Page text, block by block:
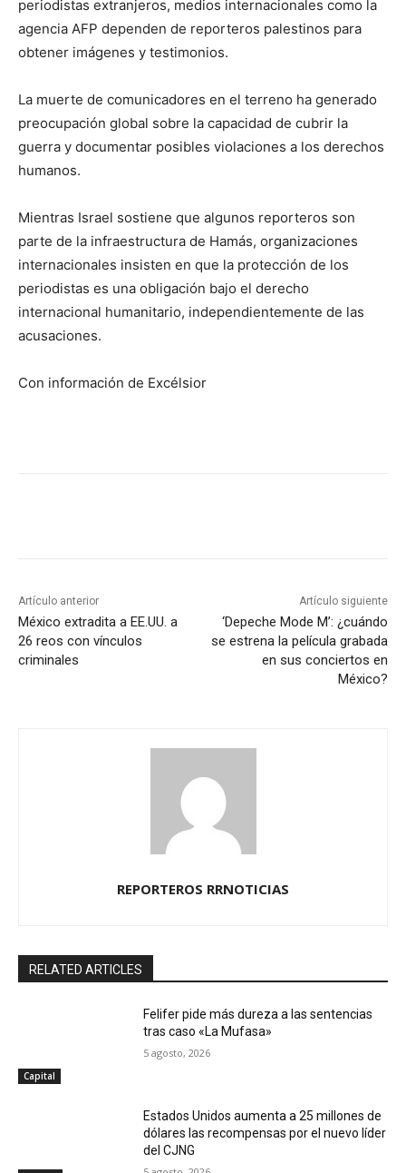
periodistas extranjeros, medios internacionales como la
agencia AFP dependen de reporteros palestinos para
obtener imágenes y testimonios.
La muerte de comunicadores en el terreno ha generado
preocupación global sobre la capacidad de cubrir la
guerra y documentar posibles violaciones a los derechos
humanos.
Mientras Israel sostiene que algunos reporteros son
parte de la infraestructura de Hamás, organizaciones
internacionales insisten en que la protección de los
periodistas es una obligación bajo el derecho
internacional humanitario, independientemente de las
acusaciones.
Con información de Excélsior
Artículo anterior
México extradita a EE.UU. a
26 reos con vínculos
criminales
Artículo siguiente
‘Depeche Mode M’: ¿cuándo
se estrena la película grabada
en sus conciertos en
México?
REPORTEROS RRNOTICIAS
RELATED ARTICLES
Capital
Felifer pide más dureza a las sentencias
tras caso «La Mufasa»
5 agosto, 2026
Estados Unidos aumenta a 25 millones de
dólares las recompensas por el nuevo líder
del CJNG